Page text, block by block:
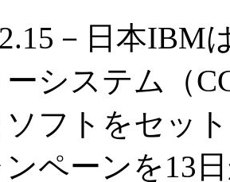
－日本IBM
ーシステム（
フトをセッ
ペーンを13